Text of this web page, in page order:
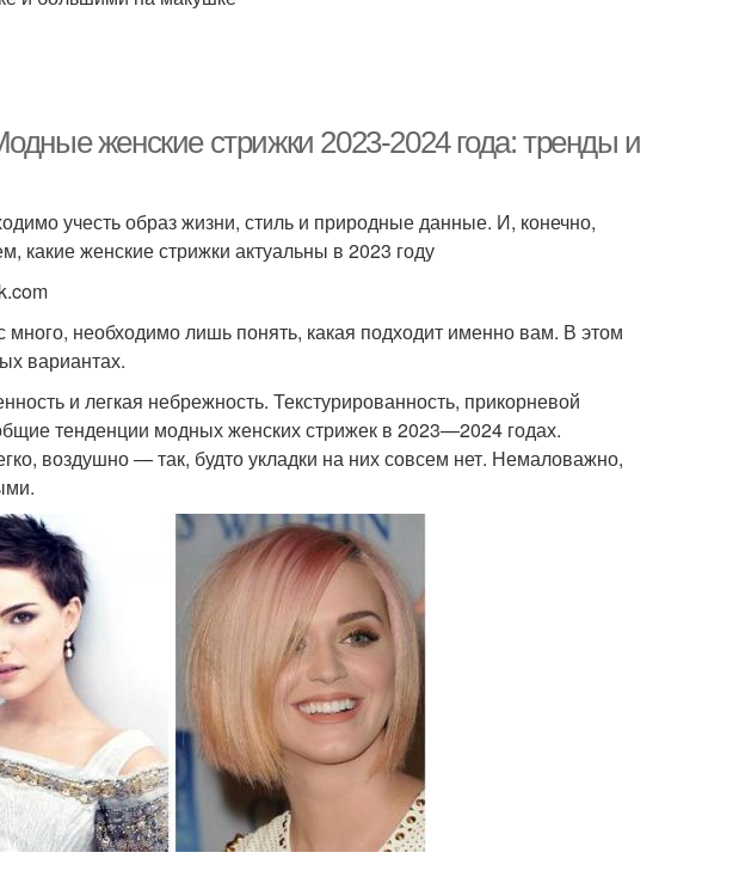
женские стрижки 2023-2024 года: тренды и
учесть образ жизни, стиль и природные данные. И, конечно,
какие женские стрижки актуальны в 2023 году
необходимо лишь понять, какая подходит именно вам. В этом
вариантах.
и легкая небрежность. Текстурированность, прикорневой
тенденции модных женских стрижек в 2023—2024 годах.
воздушно — так, будто укладки на них совсем нет. Немаловажно,